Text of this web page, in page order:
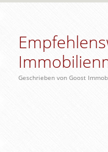
Geschrieben von Goost